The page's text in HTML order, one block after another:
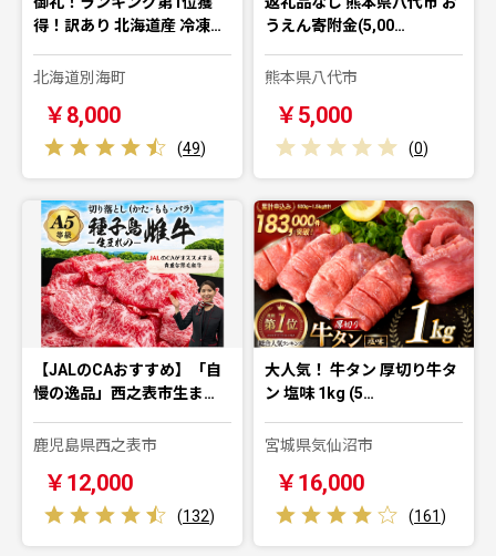
得！訳あり 北海道産 冷凍…
北海道別海町
￥8,000
(49)
うえん寄附金(5,00…
熊本県八代市
￥5,000
(0)
【JALのCAおすすめ】「自
慢の逸品」西之表市生ま…
鹿児島県西之表市
￥12,000
(132)
大人気！ 牛タン 厚切り牛タ
ン 塩味 1kg (5…
宮城県気仙沼市
￥16,000
(161)